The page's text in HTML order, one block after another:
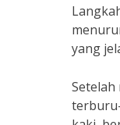
yang
Setelah